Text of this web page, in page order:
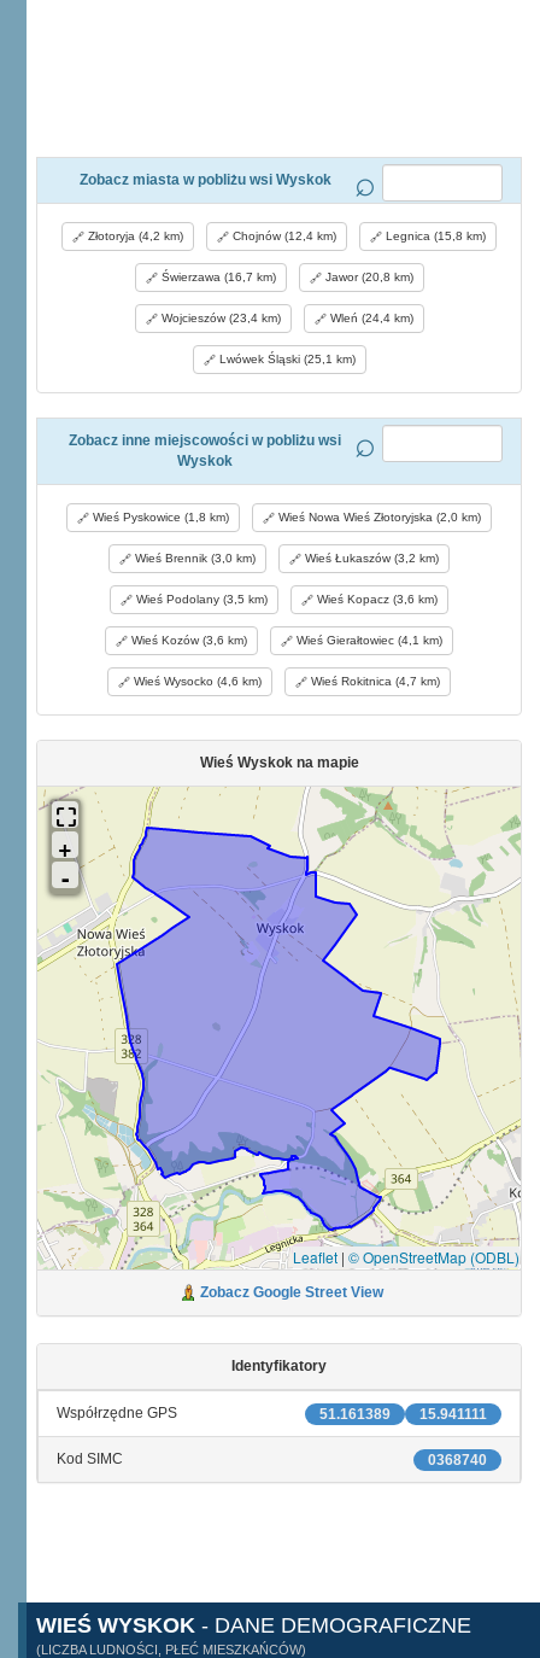
Zobacz miasta w pobliżu wsi Wyskok
Złotoryja (4,2 km) Chojnów (12,4 km) Legnica (15,8 km)
Świerzawa (16,7 km) Jawor (20,8 km)
Wojcieszów (23,4 km) Wleń (24,4 km)
Lwówek Śląski (25,1 km)
Zobacz inne miejscowości w pobliżu wsi
Wyskok
Wieś Pyskowice (1,8 km) Wieś Nowa Wieś Złotoryjska (2,0 km)
Wieś Brennik (3,0 km) Wieś Łukaszów (3,2 km)
Wieś Podolany (3,5 km) Wieś Kopacz (3,6 km)
Wieś Kozów (3,6 km) Wieś Gierałtowiec (4,1 km)
Wieś Wysocko (4,6 km) Wieś Rokitnica (4,7 km)
Wieś Wyskok na mapie
Leaflet | © OpenStreetMap (ODBL)
Zobacz Google Street View
Identyfikatory
15.941111
51.161389
Współrzędne GPS
0368740
Kod SIMC
WIEŚ WYSKOK - DANE DEMOGRAFICZNE
(LICZBA LUDNOŚCI, PŁEĆ MIESZKAŃCÓW)